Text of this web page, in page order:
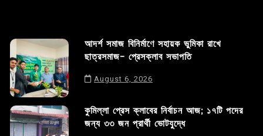
আদর্শ সমাজ বিনির্মাণে সহায়ক ভুমিকা রাখে
ছাত্রসমাজ- প্রেসক্লাব সভাপতি
August 6, 2026
কুমিল্লা প্রেস ক্লাবের নির্বাচন আজ; ১৭টি পদের
জন্য ৩৩ জন প্রার্থী ভোটযুদ্ধে